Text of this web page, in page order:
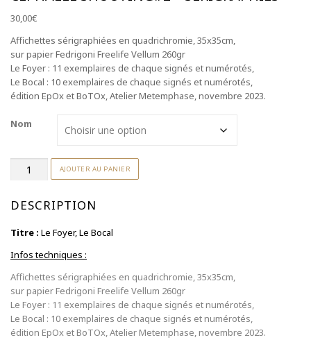
30,00€
Affichettes sérigraphiées en quadrichromie, 35x35cm,
sur papier Fedrigoni Freelife Vellum 260gr
Le Foyer : 11 exemplaires de chaque signés et numérotés,
Le Bocal : 10 exemplaires de chaque signés et numérotés,
édition EpOx et BoTOx, Atelier Metemphase, novembre 2023.
Nom
quantité
sérigraphies
AJOUTER AU PANIER
DESCRIPTION
Titre : Le Foyer, Le Bocal
Infos techniques :
Affichettes sérigraphiées en quadrichromie, 35x35cm,
sur papier Fedrigoni Freelife Vellum 260gr
Le Foyer : 11 exemplaires de chaque signés et numérotés,
Le Bocal : 10 exemplaires de chaque signés et numérotés,
édition EpOx et BoTOx, Atelier Metemphase, novembre 2023.